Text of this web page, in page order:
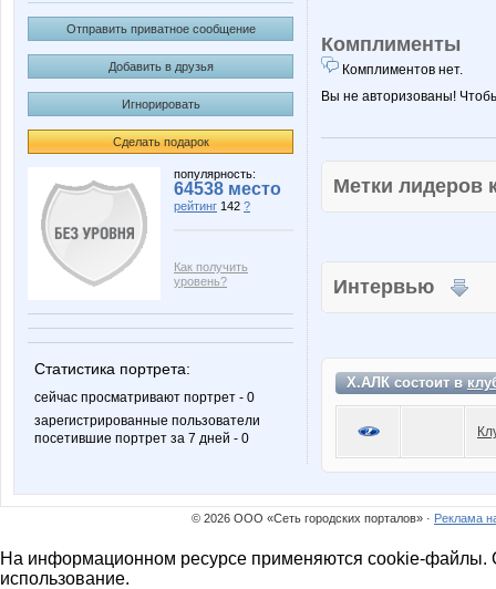
Отправить приватное сообщение
Добавить в друзья
Игнорировать
Сделать подарок
популярность:
64538 место
рейтинг 142 ?
Как получить
уровень?
Статистика портрета:
сейчас просматривают портрет - 0
зарегистрированные пользователи
посетившие портрет за 7 дней - 0
Комплименты
Комплиментов нет.
Вы не авторизованы!
Метки
Интервью
Х.АЛК состоит в
© 2026 ООО «Сеть городских порталов» · Реклама
На информационном ресурсе применяются cookie-файлы.
использование.